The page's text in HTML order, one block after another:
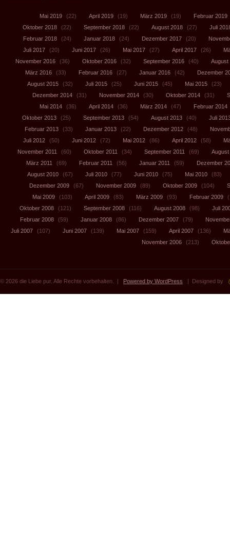
Mai 2019 (22) April 2019 (19) März 2019 (19) Februar 2019
Oktober 2018
(22) September 2018 (22) August 2018 (27)
Juli
Februar 2018
(24) Januar 2018 (24) Dezember 2017 (20)
Juli 2017
(20) Juni 2017 (26) Mai 2017 (27) April 2017 (26)
November 2016
(36) Oktober 2016 (32) September 2016 (40)
August
März 2016
(33) Februar 2016 (27) Januar 2016 (42)
Dezember
August 2015
(32) Juli 2015 (25) Juni 2015 (45) Mai 2015
(23)
Dezember 2014
(31) November 2014 (30) Oktober 2014 (31)
Mai 2014
(36) April 2014 (36) März 2014 (47) Februar 2014
Oktober 2013
(25) September 2013 (54) August 2013 (40)
Juli
Februar 2013
(33) Januar 2013 (22) Dezember 2012 (48)
Juli 2012
(50) Juni 2012 (72) Mai 2012 (86) April 2012 (58)
November 2011
(60) Oktober 2011 (34) September 2011 (69)
August
März 2011
(69) Februar 2011 (56) Januar 2011 (59)
Dezember
August 2010
(67) Juli 2010 (77) Juni 2010 (75) Mai 2010
(83)
Dezember 2009
(67) November 2009 (89) Oktober 2009 (104)
Mai 2009
(103) April 2009 (83) März 2009 (93) Februar 2009
Oktober 2008
(121) September 2008 (116) August 2008 (98)
Juli
Februar 2008
(59) Januar 2008 (86) Dezember 2007 (79)
Juli 2007
(107) Juni 2007 (139) Mai 2007 (159) April 2007 (136)
November 2006
(213)
© 2026 die Liebe pur. Alle Rechte vorbehalten. | Powered by WordPress | Designed by